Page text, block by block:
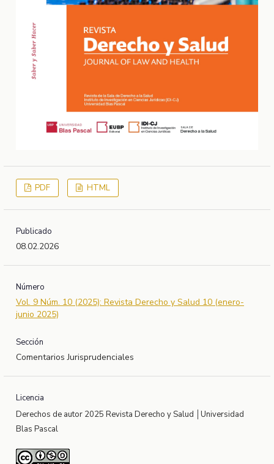
PDF HTML
Publicado
08.02.2026
Número
Vol. 9 Núm. 10 (2025): Revista Derecho y Salud 10 (enero-
junio 2025)
Sección
Comentarios Jurisprudenciales
Licencia
Derechos de autor 2025 Revista Derecho y Salud │Universidad
Blas Pascal